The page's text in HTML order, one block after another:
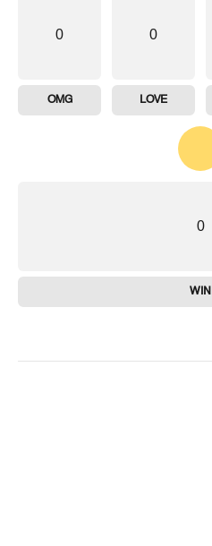
0
LOVE
0
OMG
0
WIN